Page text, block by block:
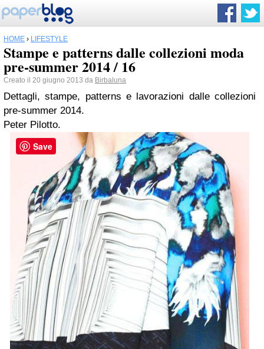
HOME › LIFESTYLE
Stampe e patterns dalle collezioni moda
pre-summer 2014 / 16
Creato il 20 giugno 2013 da Birbaluna
Dettagli, stampe, patterns e lavorazioni dalle collezioni
pre-summer 2014.
Peter Pilotto.
Save